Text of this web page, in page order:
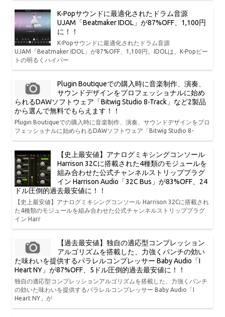
K-Popサウンドに最適化されたドラム音源
UJAM「Beatmaker IDOL」が87%OFF、1,100円
に！！
K-Popサウンドに最適化されたドラム音源
UJAM「Beatmaker IDOL」が87%OFF、1,100円。IDOLは、K-Popビー
トの明るくハイパー
Plugin Boutiqueでの購入時に音楽制作、演奏、
サウンドデザインをプロフェッショナルに始め
られるDAWソフトウェア「Bitwig Studio 8-Track」など2製品
から選んで無料でもらえます！！
Plugin Boutiqueでの購入時に音楽制作、演奏、サウンドデザインをプロ
フェッショナルに始められるDAWソフトウェア「Bitwig Studio 8-
【史上最安値】アナログミキシングコンソール
Harrison 32Cに搭載された4種類のモジュールを
組み合わせた公式チャンネルストリッププラグ
イン Harrison Audio「32C Bus」が83%OFF、24
ドル圧倒的過去最安値に！！
【史上最安値】アナログミキシングコンソール Harrison 32Cに搭載され
た4種類のモジュールを組み合わせた公式チャンネルストリッププラグ
イン Harr
【過去最安値】独自の適応型コンプレッション
アルゴリズムを搭載した、力強くパンチの効い
た味わいを提供するパラレルコンプレッサー Baby Audio「I
Heart NY」が87%OFF、5ドル圧倒的過去最安値に！！
独自の適応型コンプレッションアルゴリズムを搭載した、力強くパンチ
の効いた味わいを提供するパラレルコンプレッサー Baby Audio「I
Heart NY」が